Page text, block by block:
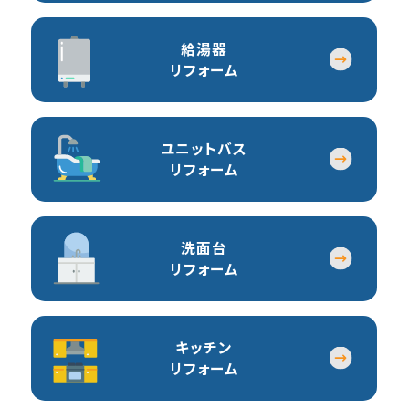
給湯器
リフォーム
ユニットバス
リフォーム
洗面台
リフォーム
キッチン
リフォーム